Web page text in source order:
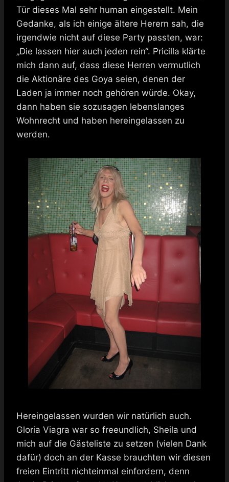
Tür dieses Mal sehr human eingestellt. Mein
Gedanke, als ich einige ältere Herern sah, die
irgendwie nicht auf diese Party passten, war:
„Die lassen hier auch jeden rein“. Pricilla klärte
mich dann auf, dass diese Herren vermutlich
die Aktionäre des Goya seien, denen der
Laden ja immer noch gehören würde. Okay,
dann haben sie sozusagen lebenslanges
Wohnrecht und haben hereingelassen zu
werden.
Hereingelassen wurden wir natürlich auch.
Gloria Viagra war so freeundlich, Sheila und
mich auf die Gästeliste zu setzen (vielen Dank
dafür) doch an der Kasse brauchten wir diesen
freien Eintritt nichteinmal einfordern, denn